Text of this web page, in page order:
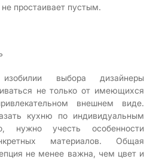
простаивает пустым.
выбора дизайнеры
не только от имеющихся
внешнем виде.
кухню по индивидуальным
нужно учесть особенности
материалов. Общая
не менее важна, чем цвет и